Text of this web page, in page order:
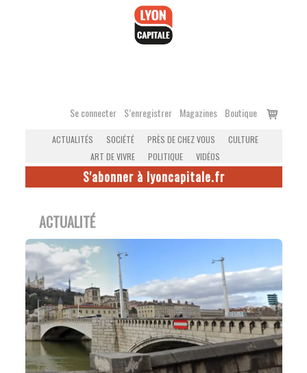
Se connecter S’enregistrer Magazines Boutique
Voir
ACTUALITÉS SOCIÉTÉ PRÈS DE CHEZ VOUS
CULTURE
ART DE VIVRE
POLITIQUE VIDÉOS
S'abonner à lyoncapitale.fr
ACTUALITÉ